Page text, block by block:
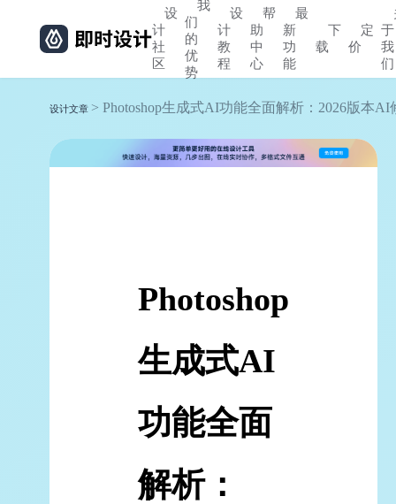
设
计
社
区
我
们
的
优
势
设
计
教
程
帮
助
中
心
最
新
功
能
下
载
定
价
于
我
们
设计文章 > Photoshop生成式AI功能全面解析：2026版本
Photoshop
生成式AI
功能全面
解析：